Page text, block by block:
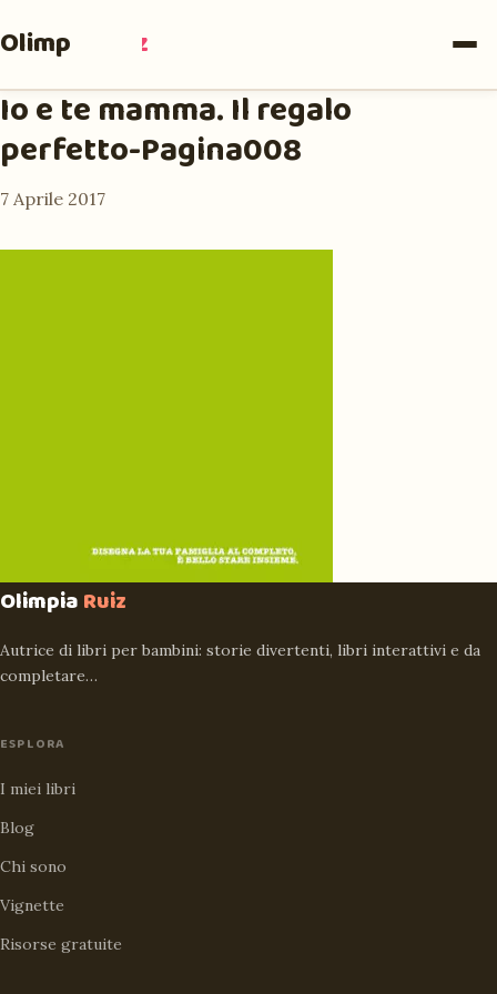
Olimpia Ruiz
Io e te mamma. Il regalo
perfetto-Pagina008
7 Aprile 2017
OlimpiaRuiz
Autrice di libri per bambini: storie divertenti, libri interattivi e da
completare…
ESPLORA
I miei libri
Blog
Chi sono
Vignette
Risorse gratuite